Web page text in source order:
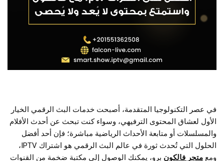
في عصر التكنولوجيا المتقدمة، أصبحت خدمات البث الرقمي الخيار
الأول لعشاق المحتوى الترفيهي، وسواء كنت تبحث عن أحدث الأفلام
والمسلسلات أو متابعة الأحداث الرياضية مباشرة؛ فإن أحد أفضل
الحلول التي تُحدث ثورة في عالم البث الرقمي هو اشتراك IPTV،
ومع متجر فالكون برو، يمكنك الوصول إلى مكتبة ضخمة من القنوات